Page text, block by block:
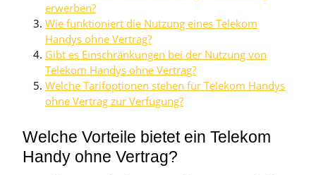
erwerben?
Wie funktioniert die Nutzung eines Telekom
Handys ohne Vertrag?
Gibt es Einschränkungen bei der Nutzung von
Telekom Handys ohne Vertrag?
Welche Tarifoptionen stehen für Telekom Handys
ohne Vertrag zur Verfügung?
Welche Vorteile bietet ein Telekom
Handy ohne Vertrag?